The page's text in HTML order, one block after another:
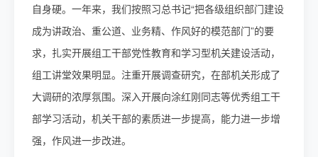
自身硬。一年来，我们按照习总书记“把各级组织部门建设
成为讲政治、重公道、业务精、作风好的模范部门”的要
求，扎实开展组工干部党性教育和学习型机关建设活动，
组工讲堂效果明显。注重开展调查研究，在部机关形成了
大调研的浓厚氛围。深入开展向涂红刚同志等优秀组工干
部学习活动，机关干部的素质进一步提高，能力进一步增
强，作风进一步改进。